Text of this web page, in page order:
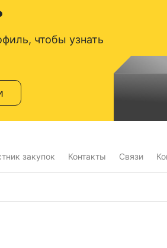
чтобы узнать
закупок Контакты Связи